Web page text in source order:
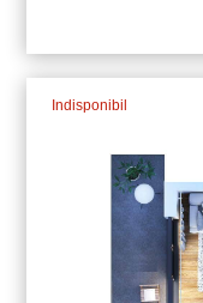
Indisponibil